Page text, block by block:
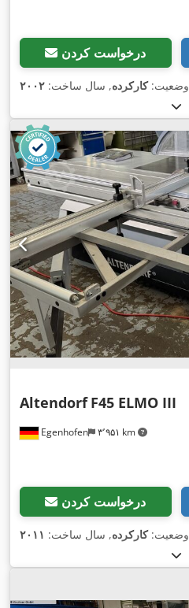
درخواست کردن
وضعیت:کارکرده, سال ساخت: ۲۰۰۲
Egenhofen ۳٬۹۵۱ km
Altendorf F45 ELMO III
درخواست کردن
وضعیت:کارکرده, سال ساخت: ۲۰۱۱